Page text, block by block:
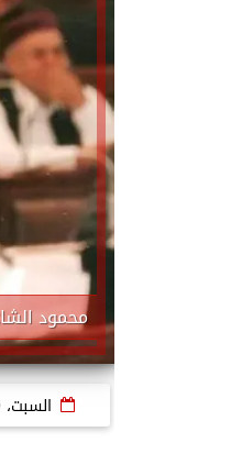
محمود
السبت، 9 مايو 2026